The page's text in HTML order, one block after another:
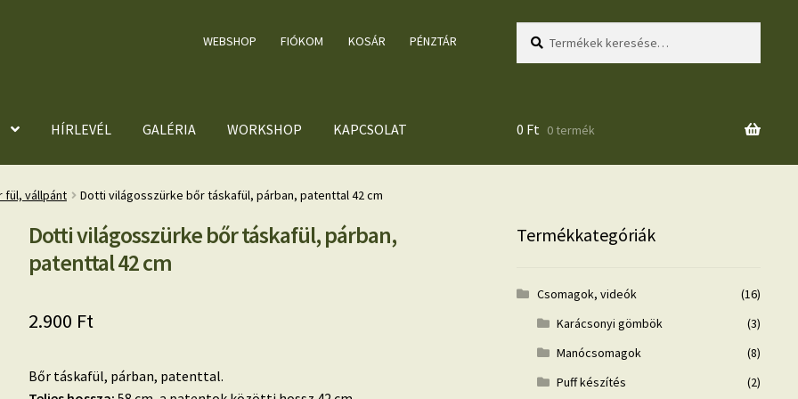
WEBSHOP FIÓKOM KOSÁR PÉNZTÁR
HÍRLEVÉL GALÉRIA WORKSHOP KAPCSOLAT 0 Ft 0 termék
fül, vállpánt Dotti világosszürke bőr táskafül, párban, patenttal 42 cm
Dotti világosszürke bőr táskafül, párban,
patenttal 42 cm
2.900 Ft
Bőr táskafül, párban, patenttal.
Termékkategóriák
Csomagok, videók
(16)
Karácsonyi gömbök
(3)
Manócsomagok
(8)
Puff készítés
(2)